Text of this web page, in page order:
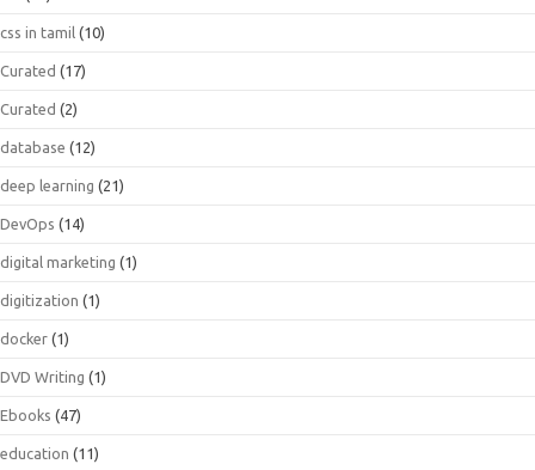
css in tamil (10)
Curated (17)
Curated (2)
database (12)
deep learning (21)
DevOps (14)
digital marketing (1)
digitization (1)
docker (1)
DVD Writing (1)
Ebooks (47)
education (11)